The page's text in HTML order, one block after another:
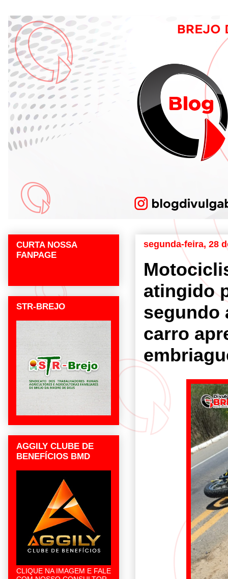
segunda-feira, 28
atingido
segundo
carro
CURTA NOSSA
FANPAGE
STR-BREJO
AGGILY CLUBE DE
BENEFÍCIOS BMD
CLIQUE NA IMAGEM E FALE